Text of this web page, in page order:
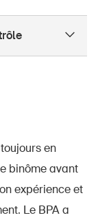
en
binôme avant
expérience et
Le BPA a